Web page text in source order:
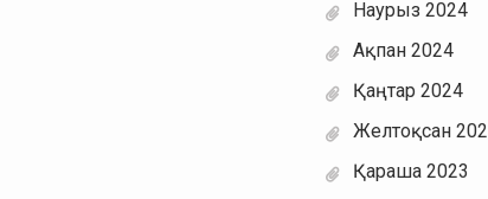
Наурыз 2024
Ақпан 2024
Қаңтар 2024
Желтоқсан
Қараша 2023